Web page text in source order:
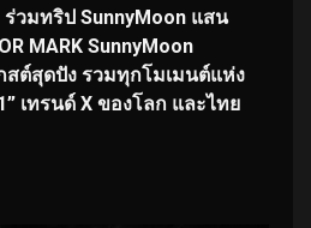
วมทริป SunnyMoon แสน
MARK SunnyMoon
สต์สุดปัง รวมทุกโมเมนต์แห่ง
เทรนด์ X ของโลก และไทย